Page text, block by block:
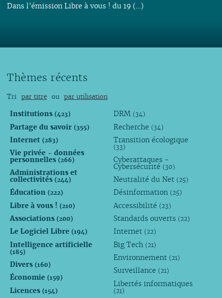
Dans l’émission Libre à vous ! du 19 (…)
Thèmes récents
Tri par titre ou par utilisation
Institutions (423)
Partage du savoir (355)
Internet (283)
Vie privée - données
personnelles (266)
Administrations et
collectivités (244)
Éducation (222)
Libre à vous ! (210)
Associations (200)
Le Logiciel Libre (194)
Intelligence artificielle
(185)
Divers (160)
Économie (159)
Licences (154)
DRM (34)
Recherche (34)
Transition écologique
(33)
Cyberattaques -
Cybersécurité (30)
Neutralité du Net (25)
Désinformation (25)
Accessibilité (23)
Standards ouverts (22)
Internet (22)
Big Tech (21)
Environnement (21)
Surveillance (21)
Libertés informatiques
(21)